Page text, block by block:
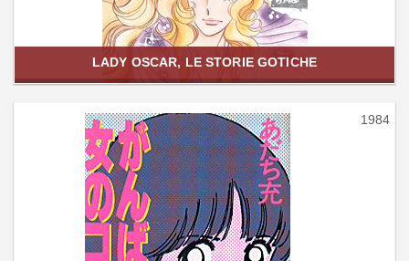
LADY OSCAR, LE STORIE GOTICHE
1984